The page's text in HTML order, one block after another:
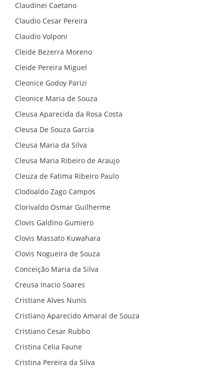
Claudinei Caetano
Claudio Cesar Pereira
Claudio Volponi
Cleide Bezerra Moreno
Cleide Pereira Miguel
Cleonice Godoy Parizi
Cleonice Maria de Souza
Cleusa Aparecida da Rosa Costa
Cleusa De Souza Garcia
Cleusa Maria da Silva
Cleusa Maria Ribeiro de Araujo
Cleuza de Fatima Ribeiro Paulo
Clodoaldo Zago Campos
Clorivaldo Osmar Guilherme
Clovis Galdino Gumiero
Clovis Massato Kuwahara
Clovis Nogueira de Souza
Conceição Maria da Silva
Creusa Inacio Soares
Cristiane Alves Nunis
Cristiano Aparecido Amaral de Souza
Cristiano Cesar Rubbo
Cristina Celia Faune
Cristina Pereira da Silva